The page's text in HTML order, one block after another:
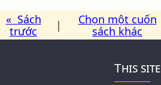
« Sách
trước
|
Chọn một cuốn
sách khác
This site